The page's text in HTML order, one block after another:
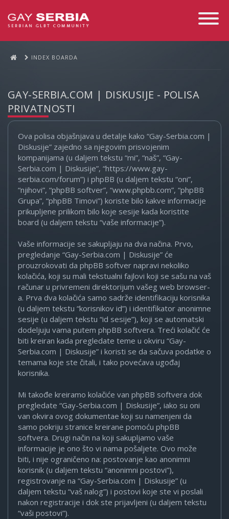
Toggle
INDEX BOARDA
GAY-SERBIA.COM | DISKUSIJE - POLISA
PRIVATNOSTI
Ova polisa objašnjava u detalje kako “Gay-Serbia.com |
Diskusije” zajedno sa njegovim prisvojenim
kompanijama (u daljem tekstu “mi”, “naš”, “Gay-
Serbia.com | Diskusije”, “https://www.gay-
serbia.com/forum”) i phpBB (u daljem tekstu “oni”,
“njihovi”, “phpBB softver”, “www.phpbb.com”, “phpBB
Grupa”, “phpBB Timovi”) koriste bilo kakve informacije
prikupljene prilikom bilo koje sesije kada koristite
board (u daljem tekstu “vaše informacije”).
Vaše informacije se sakupljaju na dva načina. Prvo,
pregledanje “Gay-Serbia.com | Diskusije” će
prouzrokovati da phpBB softver napravi nekoliko
kolačića, koji su mali tekstualni fajlovi koji se sašu na vaš
računar u privremeni direktorijum vašeg web browser-
a. Prva dva kolačića samo sadrže identifikaciju korisnika
(u daljem tekstu “korisnikov id”) i identifikator anonimne
sesije (u daljem tekstu “id sesije”), koji se automatski
dodeljuju vama putem phpBB softvera. Treći kolačić će
biti kreiran kada pregledate teme u okviru “Gay-
Serbia.com | Diskusije” i koristi se da sačuva podatke o
temama koje ste čitali, i tako povećava ugođaj
korisnika.
Mi takođe kreiramo kolačiće van phpBB softvera dok
pregledate “Gay-Serbia.com | Diskusije”, iako su oni
van okvira ovog dokumentae koji su namenjeni da
samo pokriju stranice kreirane pomoću phpBB
softvera. Drugi način na koji sakupljamo vaše
informacije je ono što vi nama pošaljete. Ovo može
biti, i nije ograničeno na: postovanje kao anonimni
korisnik (u daljem tekstu “anonimni postovi”),
registrovanje na “Gay-Serbia.com | Diskusije” (u
daljem tekstu “vaš nalog”) i postovi koje ste vi poslali
nakon registracije i dok ste prijavljeni (u daljem tekstu
“vaši postovi”).